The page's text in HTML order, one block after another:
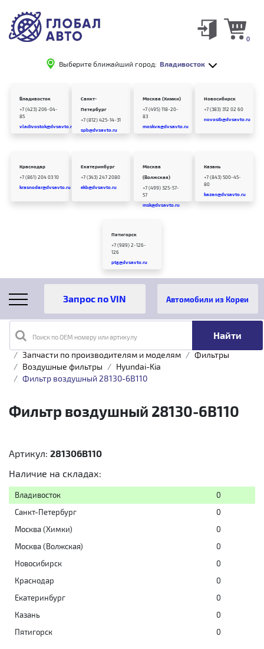
Выберите ближайший город: Владивосток
0
Владивосток
+7 (423) 206-04-
85
vladivostok@dvsavto.ru
Санкт-
Петербург
+7 (812) 425-14-31
spb@dvsavto.ru
Москва (Химки)
+7 (495) 118-20-
83
moskva@dvsavto.ru
Новосибирск
+7 (383) 312 02 60
novosib@dvsavto.ru
Краснодар
+7 (861) 204 03 10
krasnodar@dvsavto.ru
Екатеринбург
+7 (343) 247 2080
ekb@dvsavto.ru
Москва
(Волжская)
+7 (499) 325-57-
57
msk@dvsavto.ru
Казань
+7 (843) 500-45-
80
kazan@dvsavto.ru
Пятигорск
+7 (989) 2-126-
126
ptg@dvsavto.ru
Поиск по OEM номеру или артикулу
Автомобили из Кореи
Главная
Каталог товаров
Запчасти по производителям и моделям
Фильтры
Воздушные фильтры
Hyundai-Kia
Фильтр воздушный 28130-6B110
Фильтр воздушный 28130-6B110
Артикул: 281306B110
Наличие на складах:
Владивосток
0
Санкт-Петербург
0
Москва (Химки)
0
Москва (Волжская)
0
Новосибирск
0
Краснодар
0
Екатеринбург
0
Казань
0
Пятигорск
0